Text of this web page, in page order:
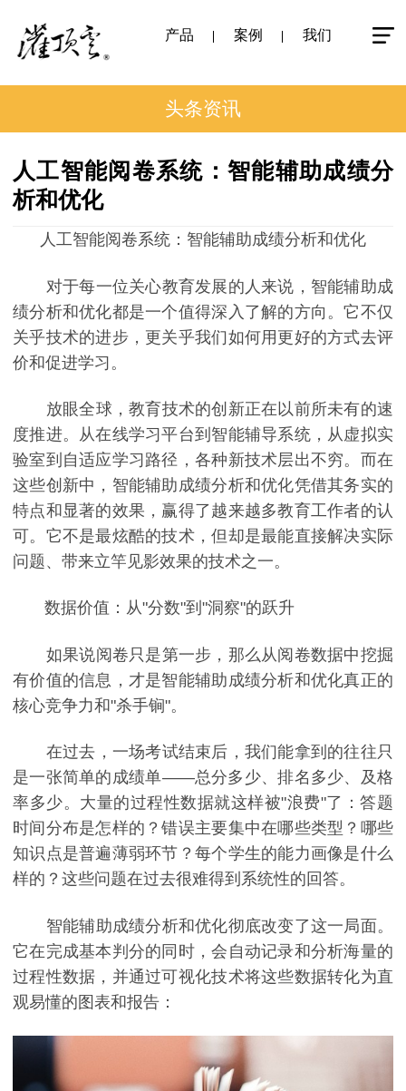
产品 案例 我们
头条资讯
人工智能阅卷系统：智能辅助成绩分
析和优化
人工智能阅卷系统：智能辅助成绩分析和优化
对于每一位关心教育发展的人来说，智能辅助成
绩分析和优化都是一个值得深入了解的方向。它不仅
关乎技术的进步，更关乎我们如何用更好的方式去评
价和促进学习。
放眼全球，教育技术的创新正在以前所未有的速
度推进。从在线学习平台到智能辅导系统，从虚拟实
验室到自适应学习路径，各种新技术层出不穷。而在
这些创新中，智能辅助成绩分析和优化凭借其务实的
特点和显著的效果，赢得了越来越多教育工作者的认
可。它不是最炫酷的技术，但却是最能直接解决实际
问题、带来立竿见影效果的技术之一。
数据价值：从"分数"到"洞察"的跃升
如果说阅卷只是第一步，那么从阅卷数据中挖掘
有价值的信息，才是智能辅助成绩分析和优化真正的
核心竞争力和"杀手锏"。
在过去，一场考试结束后，我们能拿到的往往只
是一张简单的成绩单——总分多少、排名多少、及格
率多少。大量的过程性数据就这样被"浪费"了：答题
时间分布是怎样的？错误主要集中在哪些类型？哪些
知识点是普遍薄弱环节？每个学生的能力画像是什么
样的？这些问题在过去很难得到系统性的回答。
智能辅助成绩分析和优化彻底改变了这一局面。
它在完成基本判分的同时，会自动记录和分析海量的
过程性数据，并通过可视化技术将这些数据转化为直
观易懂的图表和报告：